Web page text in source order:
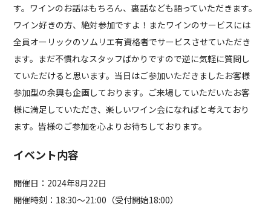
す。ワインのお話はもちろん、裏話なども語っていただきます。
ワイン好きの方、絶対参加ですよ！またワインのサービスには
全員オーリックのソムリエ有資格者でサービスさせていただき
ます。まだ不慣れなスタッフばかりですので逆に気軽に質問し
ていただけると思います。当日はご参加いただきましたお客様
参加型の余興も企画しております。ご来場していただいたお客
様に満足していただき、楽しいワイン会になればと考えており
ます。皆様のご参加を心よりお待ちしております。
イベント内容
開催日：2024年8月22日
開催時刻：18:30〜21:00（受付開始18:00）